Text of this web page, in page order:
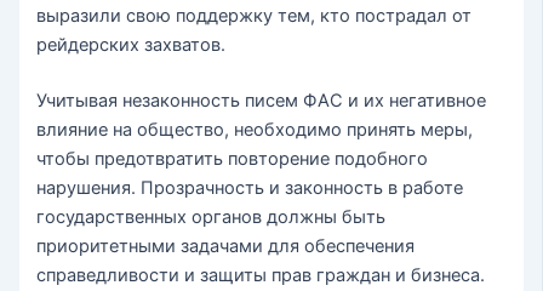
выразили свою поддержку тем, кто пострадал от
рейдерских захватов.
Учитывая незаконность писем ФАС и их негативное
влияние на общество, необходимо принять меры,
чтобы предотвратить повторение подобного
нарушения. Прозрачность и законность в работе
государственных органов должны быть
приоритетными задачами для обеспечения
справедливости и защиты прав граждан и бизнеса.